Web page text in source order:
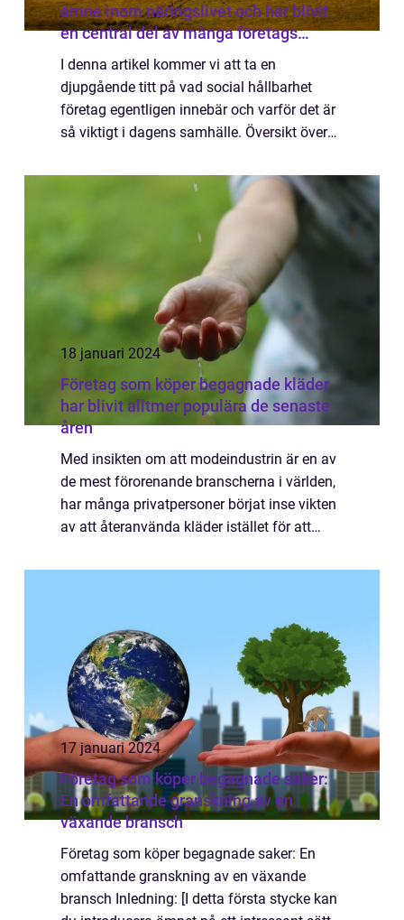
ämne inom näringslivet och har blivit
en central del av många företags
strategier
I denna artikel kommer vi att ta en
djupgående titt på vad social hållbarhet
företag egentligen innebär och varför det är
så viktigt i dagens samhälle. Översikt över
företag innebär att företag integrerar s...
18 januari 2024
Företag som köper begagnade kläder
har blivit alltmer populära de senaste
åren
Med insikten om att modeindustrin är en av
de mest förorenande branscherna i världen,
har många privatpersoner börjat inse vikten
av att återanvända kläder istället för att
att sälja sina gamla kläder för a...
17 januari 2024
Företag som köper begagnade saker:
En omfattande granskning av en
växande bransch
Företag som köper begagnade saker: En
omfattande granskning av en växande
bransch Inledning: [I detta första stycke kan